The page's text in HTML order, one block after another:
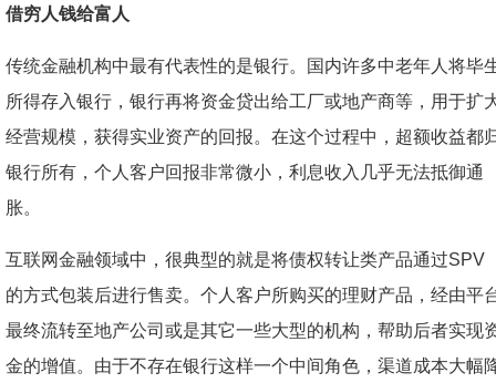
借穷人钱给富人
传统金融机构中最有代表性的是银行。国内许多中老年人将毕
所得存入银行，银行再将资金贷出给工厂或地产商等，用于扩
经营规模，获得实业资产的回报。在这个过程中，超额收益都
银行所有，个人客户回报非常微小，利息收入几乎无法抵御通
胀。
互联网金融领域中，很典型的就是将债权转让类产品通过SPV
的方式包装后进行售卖。个人客户所购买的理财产品，经由平
最终流转至地产公司或是其它一些大型的机构，帮助后者实现
金的增值。由于不存在银行这样一个中间角色，渠道成本大幅